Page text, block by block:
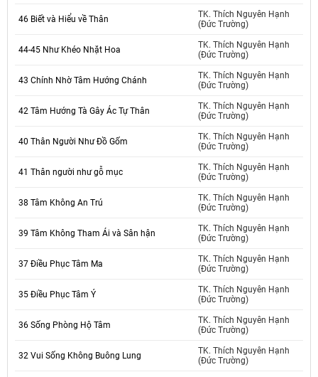
46 Biết và Hiểu về Thân
TK. Thích Nguyên Hạnh
(Đức Trường)
44-45 Như Khéo Nhặt Hoa
TK. Thích Nguyên Hạnh
(Đức Trường)
43 Chính Nhờ Tâm Hướng Chánh
TK. Thích Nguyên Hạnh
(Đức Trường)
42 Tâm Hướng Tà Gây Ác Tự Thân
TK. Thích Nguyên Hạnh
(Đức Trường)
40 Thân Người Như Đồ Gốm
TK. Thích Nguyên Hạnh
(Đức Trường)
41 Thân người như gỗ mục
TK. Thích Nguyên Hạnh
(Đức Trường)
38 Tâm Không An Trú
TK. Thích Nguyên Hạnh
(Đức Trường)
39 Tâm Không Tham Ái và Sân hận
TK. Thích Nguyên Hạnh
(Đức Trường)
37 Điều Phục Tâm Ma
TK. Thích Nguyên Hạnh
(Đức Trường)
35 Điều Phục Tâm Ý
TK. Thích Nguyên Hạnh
(Đức Trường)
36 Sống Phòng Hộ Tâm
TK. Thích Nguyên Hạnh
(Đức Trường)
32 Vui Sống Không Buông Lung
TK. Thích Nguyên Hạnh
(Đức Trường)